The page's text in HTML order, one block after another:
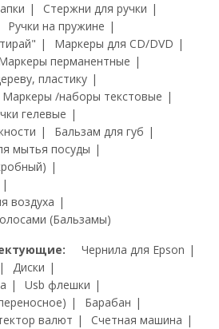
Стержни для ручки
Ручки на пружине
Маркеры для CD/DVD
перманентные
пластику
Маркеры /наборы текстовые
гелевые
Бальзам для губ
мытья посуды
воздуха
(Бальзамы)
Чернила для Epson
Диски
Usb флешки
Барабан
валют
Счетная машина